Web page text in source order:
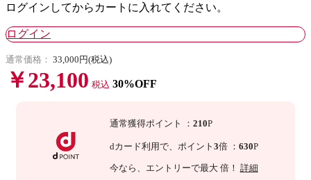
ログインしてからカートに入れてください。
ログイン
通常価格： 33,000円(税込)
￥23,100 税込 30%OFF
通常獲得ポイント ： 210P
dカード利用で、 ポイント 3倍 ： 630P
今なら 、エントリーで最大 倍！ 詳細